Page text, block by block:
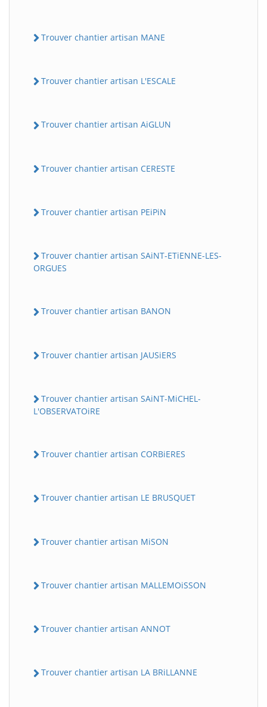
Trouver chantier artisan MANE
Trouver chantier artisan L'ESCALE
Trouver chantier artisan AiGLUN
Trouver chantier artisan CERESTE
Trouver chantier artisan PEiPiN
Trouver chantier artisan SAiNT-ETiENNE-LES-
ORGUES
Trouver chantier artisan BANON
Trouver chantier artisan JAUSiERS
Trouver chantier artisan SAiNT-MiCHEL-
L'OBSERVATOiRE
Trouver chantier artisan CORBiERES
Trouver chantier artisan LE BRUSQUET
Trouver chantier artisan MiSON
Trouver chantier artisan MALLEMOiSSON
Trouver chantier artisan ANNOT
Trouver chantier artisan LA BRiLLANNE